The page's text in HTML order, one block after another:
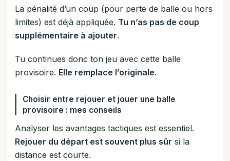
La pénalité d’un coup (pour perte de balle ou hors
limites) est déjà appliquée. Tu n’as pas de coup
supplémentaire à ajouter.
Tu continues donc ton jeu avec cette balle
provisoire. Elle remplace l’originale.
Choisir entre rejouer et jouer une balle
provisoire : mes conseils
Analyser les avantages tactiques est essentiel.
Rejouer du départ est souvent plus sûr si la
distance est courte.